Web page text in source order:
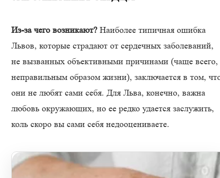
Из-за чего возникают? Наиболее типичная ошибка
Львов, которые страдают от сердечных заболеваний,
не вызванных объективными причинами (чаще всего,
неправильным образом жизни), заключается в том,
они не любят сами себя. Для Льва, конечно, важна
любовь окружающих, но ее редко удается заслужить,
коль скоро вы сами себя недооцениваете.